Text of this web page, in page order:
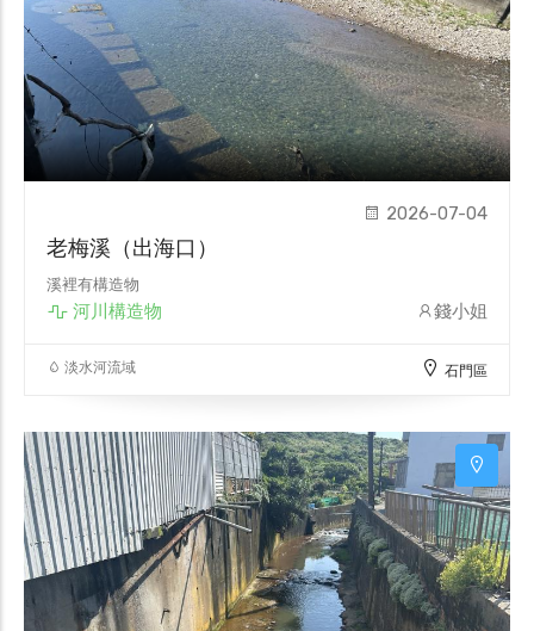
2026-07-04
老梅溪（出海口）
溪裡有構造物
河川構造物 錢小姐
石門區
淡水河流域